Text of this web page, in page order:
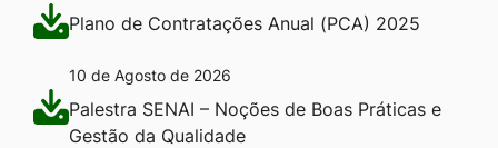
Plano de Contratações Anual (PCA) 2025
10 de Agosto de 2026
Palestra SENAI – Noções de Boas Práticas e
Gestão da Qualidade